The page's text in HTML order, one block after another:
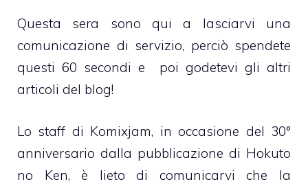
Questa sera sono qui a lasciarvi una
comunicazione di servizio, perciò spendete
questi 60 secondi e poi godetevi gli altri
articoli del blog!
Lo staff di Komixjam, in occasione del 30°
anniversario dalla pubblicazione di Hokuto
no Ken, è lieto di comunicarvi che la